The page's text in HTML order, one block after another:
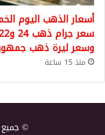
أسعار الذهب اليوم
وسعر ليرة ذهب
منذ 15 ساعة
© جميع